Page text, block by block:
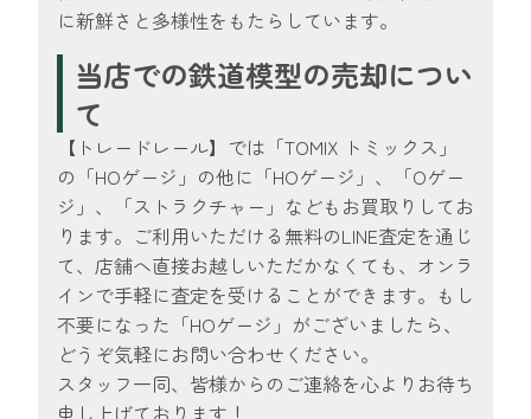
に新鮮さと多様性をもたらしています。
当店での鉄道模型の売却につい
て
【トレードレール】では「TOMIX トミックス」
の「HOゲージ」の他に「HOゲージ」、「Oゲー
ジ」、「ストラクチャー」などもお買取りしてお
ります。ご利用いただける無料のLINE査定を通じ
て、店舗へ直接お越しいただかなくても、オンラ
インで手軽に査定を受けることができます。もし
不要になった「HOゲージ」がございましたら、
どうぞ気軽にお問い合わせください。
スタッフ一同、皆様からのご連絡を心よりお待ち
申し上げております！